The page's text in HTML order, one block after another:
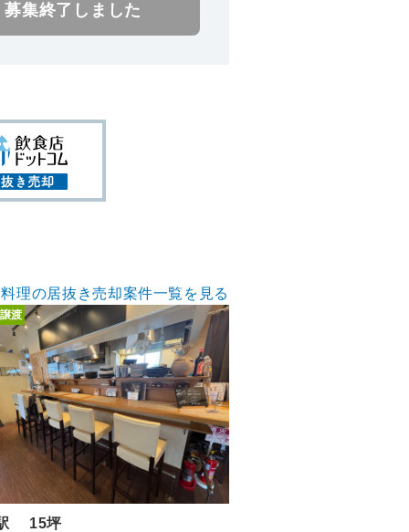
募集終了しました
理の居抜き売却案件一覧を見る
渡
15坪